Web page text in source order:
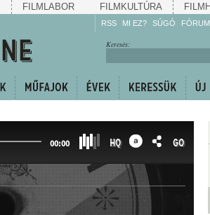
FILMLABOR FILMKULTÚRA
RSS MI EZ? SÚGÓ
Gyarapítsa!
FÓRUM
Keresés:
00:00 HQ GO